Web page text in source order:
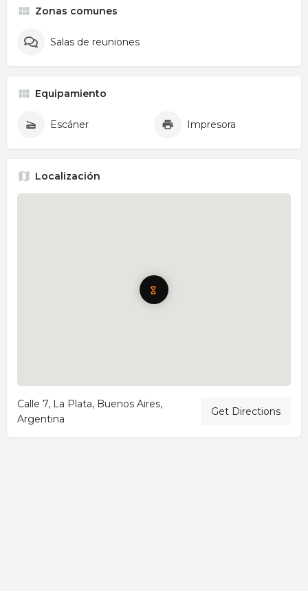
Zonas comunes
Salas de reuniones
Equipamiento
Escáner Impresora
Localización
Calle 7, La Plata, Buenos Aires,
Argentina
Get Directions